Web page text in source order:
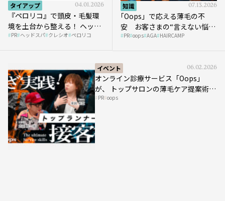
タイアップ 04.01.2026
『ペロリコ』で頭皮・毛髪環
境を土台から整える！ ヘッド
スパ比率1.5倍アップの秘策を
PR ヘッドスパ クレシオ ペロリコ
知識 07.13.2026
｢Oops」で応える薄毛の不
安 お客さまの“言えない悩
み”にどう向き合う？ ＃01
PR oops AGA HAIRCAMP
イベント 06.02.2026
オンライン診療サービス「Oops」
が、 トップサロンの薄毛ケア提案術を
HAIRCAMPで公開！
PR oops